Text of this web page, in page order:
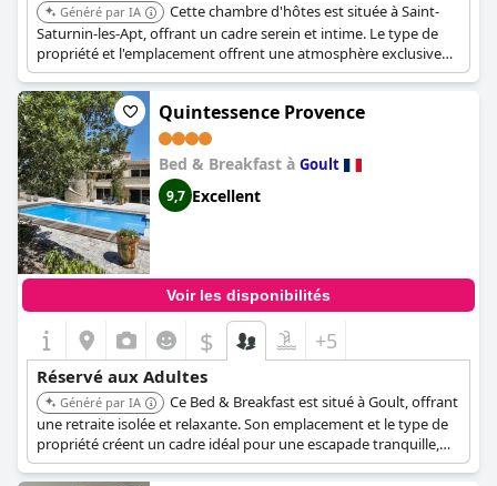
Généré par IA
Cette chambre d'hôtes est située à Saint-
Saturnin-les-Apt, offrant un cadre serein et intime. Le type de
propriété et l'emplacement offrent une atmosphère exclusive
pour les adultes.
Quintessence Provence
Bed & Breakfast à Goult
9,7 Excellent
Voir les disponibilités
$ +5
Réservé aux Adultes
Généré par IA
Ce Bed & Breakfast est situé à Goult, offrant
une retraite isolée et relaxante. Son emplacement et le type de
propriété créent un cadre idéal pour une escapade tranquille,
axée sur les adultes.